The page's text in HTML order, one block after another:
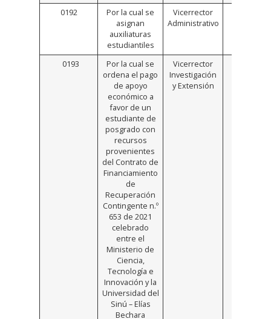
0192
Por la cual se
asignan
auxiliaturas
estudiantiles
Vicerrector
Administrativo
0193
Por la cual se
ordena el pago
de apoyo
económico a
favor de un
estudiante de
posgrado con
recursos
provenientes
del Contrato de
Financiamiento
de
Recuperación
Contingente n.º
653 de 2021
celebrado
entre el
Ministerio de
Ciencia,
Tecnología e
Innovación y la
Universidad del
Sinú – Elías
Bechara
Vicerrector
Investigación
y Extensión